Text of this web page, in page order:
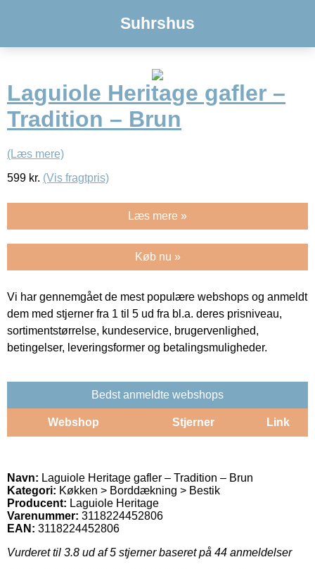
Suhrshus
Laguiole Heritage gafler –
Tradition – Brun
(Læs mere)
599 kr. (Vis fragtpris)
Læs mere »
Køb nu »
Vi har gennemgået de mest populære webshops og anmeldt
dem med stjerner fra 1 til 5 ud fra bl.a. deres prisniveau,
sortimentstørrelse, kundeservice, brugervenlighed,
betingelser, leveringsformer og betalingsmuligheder.
Bedst anmeldte webshops
Webshop Stjerner Link
Navn: Laguiole Heritage gafler – Tradition – Brun
Kategori: Køkken > Borddækning > Bestik
Producent: Laguiole Heritage
Varenummer: 3118224452806
EAN: 3118224452806
Vurderet til 3.8 ud af 5 stjerner baseret på 44 anmeldelser